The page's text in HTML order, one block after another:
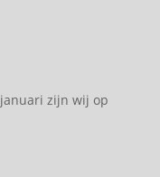
zijn wij op